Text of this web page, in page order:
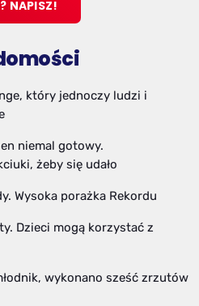
NAPISZ!
który jednoczy ludzi i
niemal gotowy.
żeby się udało
Wysoka porażka Rekordu
Dzieci mogą korzystać z
wykonano sześć zrzutów